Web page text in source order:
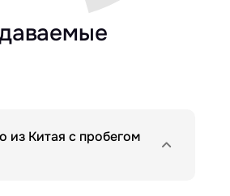
из Китая с пробегом